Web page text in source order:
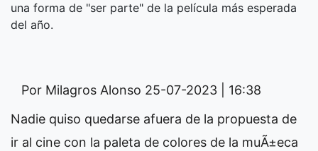
una forma de "ser parte" de la película más esperada
del año.
Por Milagros Alonso 25-07-2023 | 16:38
Nadie quiso quedarse afuera de la propuesta de
ir al cine con la paleta de colores de la muÃ±eca